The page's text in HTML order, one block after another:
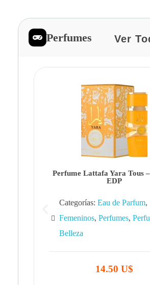
Perfumes Ver
Perfume Lattafa Yara Tous
EDP
Categorías: Eau de Parfum,
Femeninos, Perfumes,
Belleza
14.50 U$